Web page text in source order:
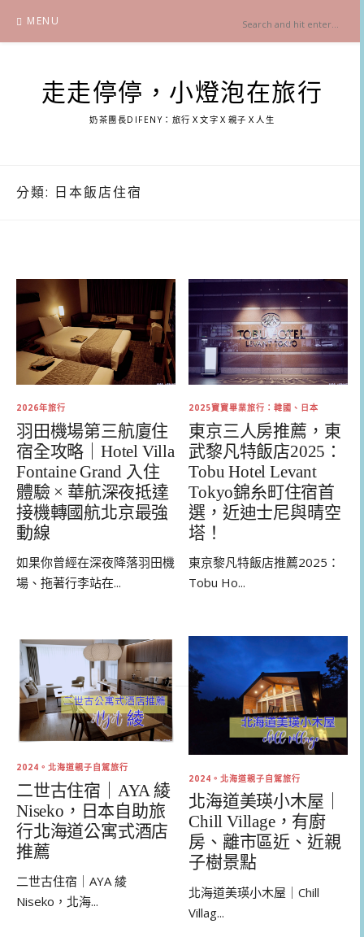
content
MENU
走走停停，小燈泡在旅行
奶茶團長DIFENY：旅行Ｘ文字Ｘ親子Ｘ人生
分類: 日本飯店住宿
2026年旅行
羽田機場第三航廈住
宿全攻略｜Hotel Villa
Fontaine Grand 入住
體驗 × 華航深夜抵達
接機轉國航北京最強
動線
如果你曾經在深夜降落羽田機
場、拖著行李站在...
2025寶寶畢業旅行：韓國、日本
東京三人房推薦，東
武黎凡特飯店2025：
Tobu Hotel Levant
Tokyo錦糸町住宿首
選，近迪士尼與晴空
塔！
東京黎凡特飯店推薦2025：
Tobu Ho...
2024。北海道親子自駕旅行
二世古住宿｜AYA 綾
Niseko，日本自助旅
行北海道公寓式酒店
推薦
二世古住宿｜AYA 綾
Niseko，北海...
2024。北海道親子自駕旅行
北海道美瑛小木屋｜
Chill Village，有廚
房、離市區近、近親
子樹景點
北海道美瑛小木屋｜Chill
Villag...